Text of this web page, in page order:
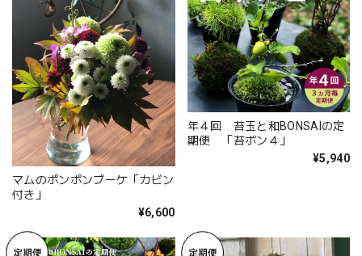
マムのポンポンブーケ「カビン
付き」
¥6,600
年４回 苔玉と和BONSAIの定
期便 「苔ボン４」
¥5,940